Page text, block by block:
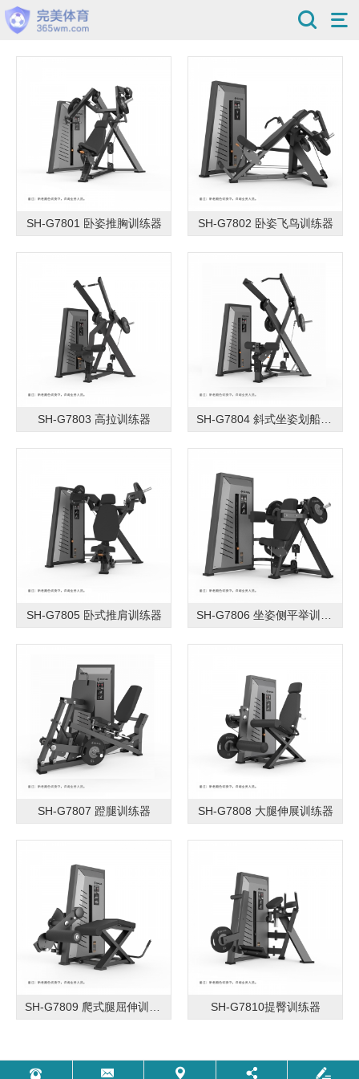
SH-G7801 卧姿推胸训练器 SH-G7802 卧姿飞鸟训练器
SH-G7803 高拉训练器
SH-G7805 卧式推肩训练器
SH-G7807 蹬腿训练器 SH-G7808 大腿伸展训练器
SH-G7810提臀训练器